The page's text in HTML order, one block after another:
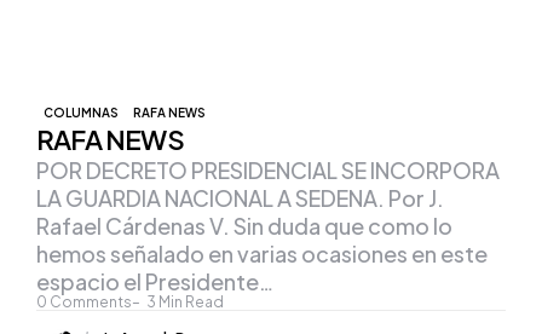
COLUMNAS RAFA NEWS
RAFA NEWS
0 Comments 3 Min Read
POR DECRETO PRESIDENCIAL SE INCORPORA
LA GUARDIA NACIONAL A SEDENA. Por J.
Rafael Cárdenas V. Sin duda que como lo
hemos señalado en varias ocasiones en este
espacio el Presidente…